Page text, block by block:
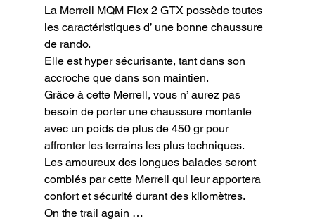
La Merrell MQM Flex 2 GTX possède toutes
les caractéristiques d’ une bonne chaussure
de rando.
Elle est hyper sécurisante, tant dans son
accroche que dans son maintien.
Grâce à cette Merrell, vous n’ aurez pas
besoin de porter une chaussure montante
avec un poids de plus de 450 gr pour
affronter les terrains les plus techniques.
Les amoureux des longues balades seront
comblés par cette Merrell qui leur apportera
confort et sécurité durant des kilomètres.
On the trail again …